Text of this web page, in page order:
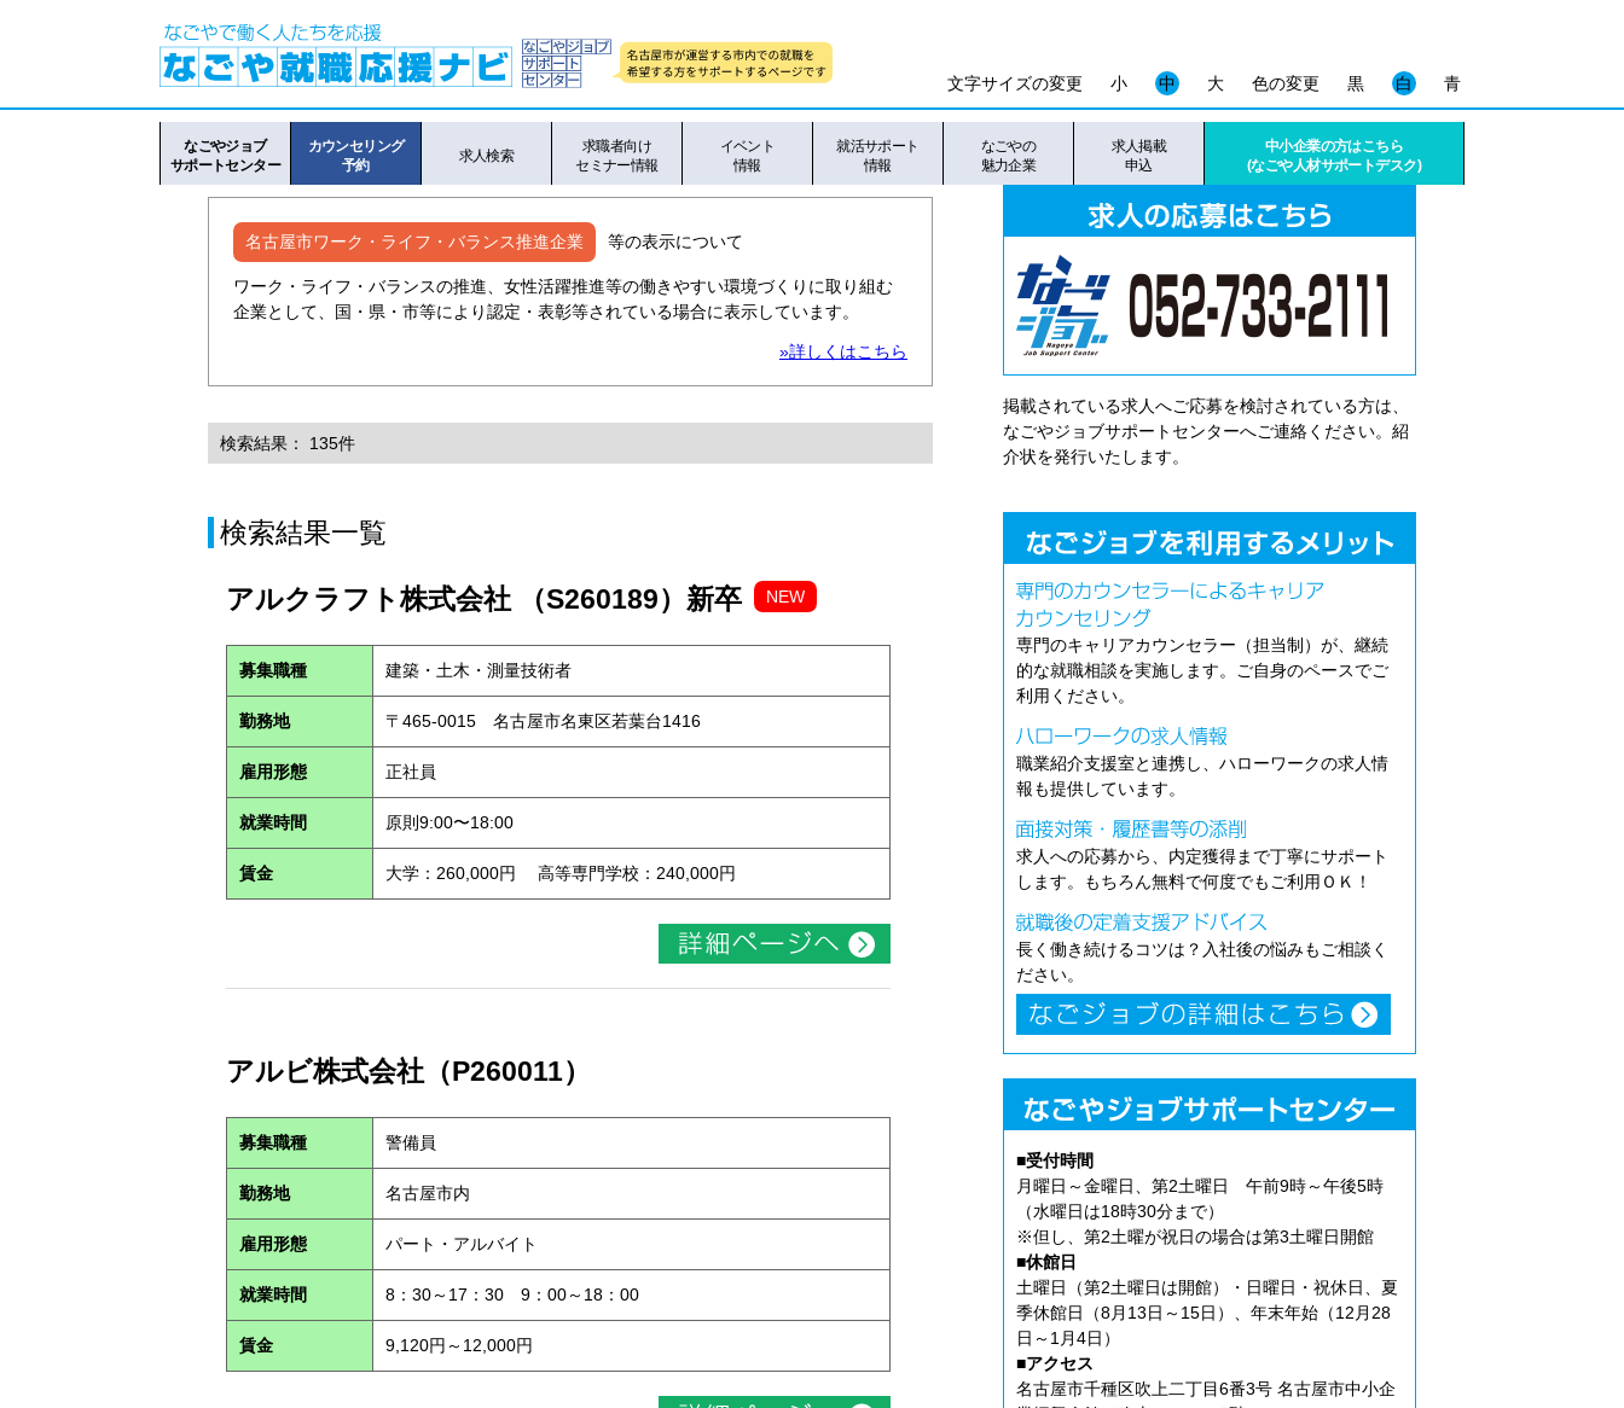
色の変更 黒 白 青
文字サイズの変更 小 中 大
なごやジョブ
サポートセンター
カウンセリング
予約
求人検索
求職者向け
セミナー情報
イベント
情報
就活サポート
情報
なごやの
魅力企業
求人掲載
申込
中小企業の方はこちら
(なごや人材サポートデスク)
名古屋市ワーク・ライフ・バランス推進企業 等の表示について
ワーク・ライフ・バランスの推進、女性活躍推進等の働きやすい環境づくりに取り組む
企業として、国・県・市等により認定・表彰等されている場合に表示しています。
»詳しくはこちら
検索結果： 135件
検索結果一覧
アルクラフト株式会社 （S260189）新卒 NEW
募集職種 建築・土木・測量技術者
勤務地 〒465-0015 名古屋市名東区若葉台1416
雇用形態 正社員
就業時間 原則9:00〜18:00
賃金 大学：260,000円 高等専門学校：240,000円
アルビ株式会社（P260011）
募集職種 警備員
勤務地 名古屋市内
雇用形態 パート・アルバイト
就業時間 8：30～17：30 9：00～18：00
賃金 9,120円～12,000円
掲載されている求人へご応募を検討されている方は、
なごやジョブサポートセンターへご連絡ください。紹
介状を発行いたします。
専門のキャリアカウンセラー（担当制）が、継続
的な就職相談を実施します。ご自身のペースでご
利用ください。
職業紹介支援室と連携し、ハローワークの求人情
報も提供しています。
求人への応募から、内定獲得まで丁寧にサポート
します。もちろん無料で何度でもご利用ＯＫ！
長く働き続けるコツは？入社後の悩みもご相談く
ださい。
■受付時間
月曜日～金曜日、第2土曜日 午前9時～午後5時
（水曜日は18時30分まで）
※但し、第2土曜が祝日の場合は第3土曜日開館
■休館日
土曜日（第2土曜日は開館）・日曜日・祝休日、夏
季休館日（8月13日～15日）、年末年始（12月28
日～1月4日）
■アクセス
名古屋市千種区吹上二丁目6番3号 名古屋市中小企